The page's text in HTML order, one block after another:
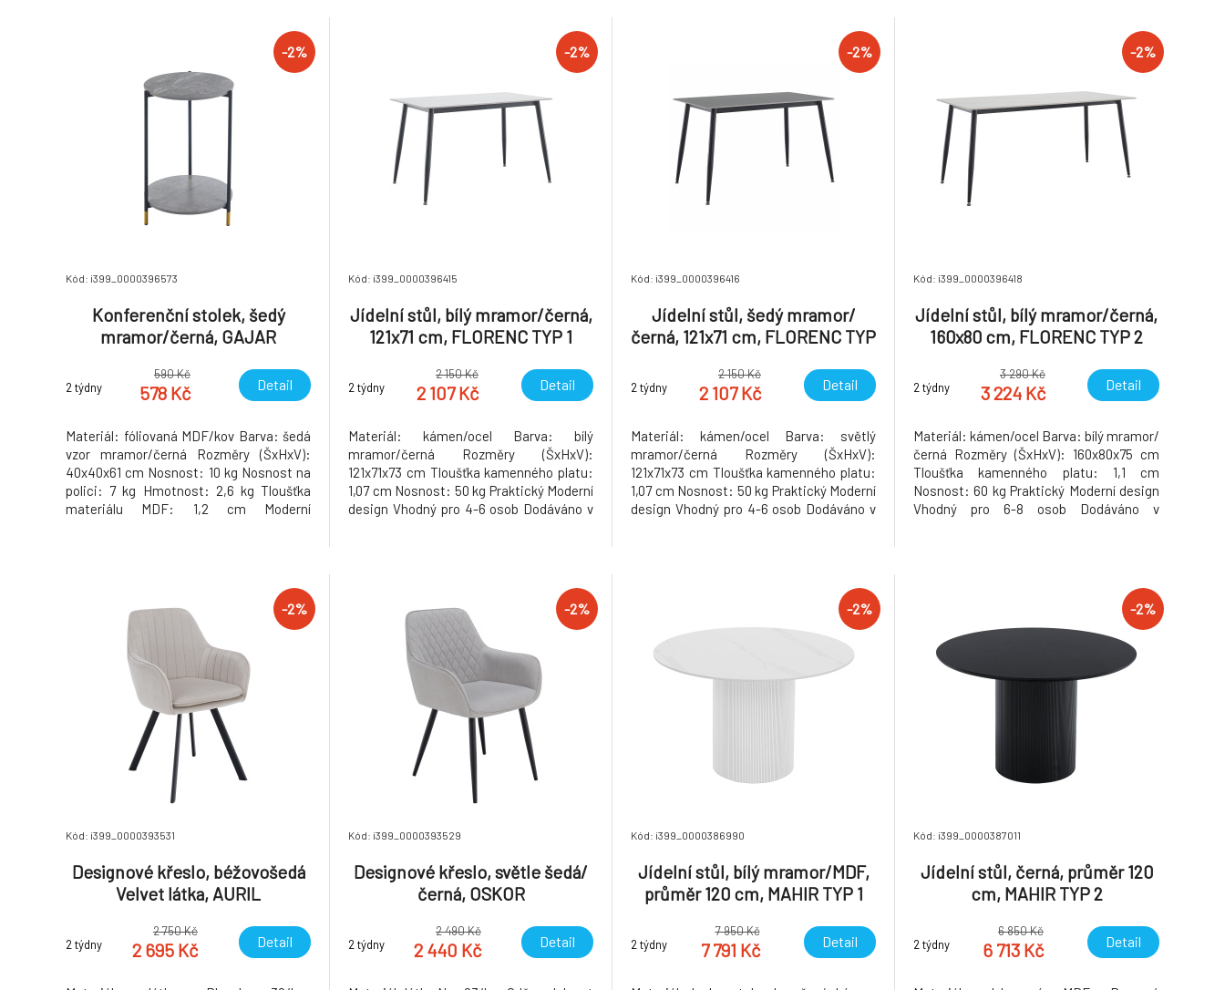
-2%
Kód: i399_0000396573
Konferenční stolek, šedý
mramor/černá, GAJAR
2 týdny
590 Kč
578 Kč Detail
Materiál: fóliovaná MDF/kov Barva: šedá
vzor mramor/černá Rozměry (ŠxHxV):
40x40x61 cm Nosnost: 10 kg Nosnost na
polici: 7 kg Hmotnost: 2,6 kg Tloušťka
materiálu MDF: 1,2 cm Moderní
-2%
Kód: i399_0000396415
Jídelní stůl, bílý mramor/černá,
121x71 cm, FLORENC TYP 1
2 týdny
2 150 Kč
2 107 Kč Detail
Materiál: kámen/ocel Barva: bílý
mramor/černá Rozměry (ŠxHxV):
121x71x73 cm Tloušťka kamenného platu:
1,07 cm Nosnost: 50 kg Praktický Moderní
design Vhodný pro 4-6 osob Dodáváno v
-2%
Kód: i399_0000396416
Jídelní stůl, šedý mramor/
černá, 121x71 cm, FLORENC TYP
2 týdny
2 150 Kč
2 107 Kč Detail
Materiál: kámen/ocel Barva: světlý
mramor/černá Rozměry (ŠxHxV):
121x71x73 cm Tloušťka kamenného platu:
1,07 cm Nosnost: 50 kg Praktický Moderní
design Vhodný pro 4-6 osob Dodáváno v
-2%
Kód: i399_0000396418
Jídelní stůl, bílý mramor/černá,
160x80 cm, FLORENC TYP 2
2 týdny
3 290 Kč
3 224 Kč Detail
Materiál: kámen/ocel Barva: bílý mramor/
černá Rozměry (ŠxHxV): 160x80x75 cm
Tloušťka kamenného platu: 1,1 cm
Nosnost: 60 kg Praktický Moderní design
Vhodný pro 6-8 osob Dodáváno v
-2%
Kód: i399_0000393531
Designové křeslo, béžovošedá
Velvet látka, AURIL
2 týdny
2 750 Kč
2 695 Kč Detail
-2%
Kód: i399_0000393529
Designové křeslo, světle šedá/
černá, OSKOR
2 týdny
2 490 Kč
2 440 Kč Detail
-2%
Kód: i399_0000386990
Jídelní stůl, bílý mramor/MDF,
průměr 120 cm, MAHIR TYP 1
2 týdny
7 950 Kč
7 791 Kč Detail
-2%
Kód: i399_0000387011
Jídelní stůl, černá, průměr 120
cm, MAHIR TYP 2
2 týdny
6 850 Kč
6 713 Kč Detail